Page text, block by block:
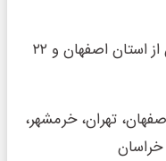
در این دوره ۷۸ درصد مشارکتکنندگان از استان اصفهان و ۲۲
تهران، خرمشهر،